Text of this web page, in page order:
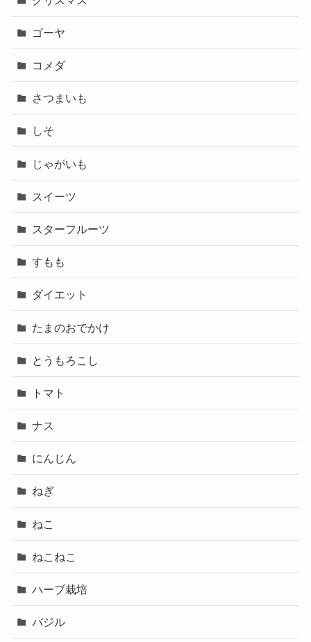
ゴーヤ
コメダ
さつまいも
しそ
じゃがいも
スイーツ
スターフルーツ
すもも
ダイエット
たまのおでかけ
とうもろこし
トマト
ナス
にんじん
ねぎ
ねこ
ねこねこ
ハーブ栽培
バジル